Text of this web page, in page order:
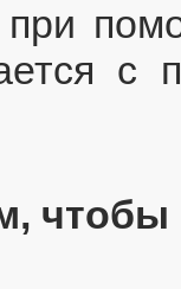
с
чтобы